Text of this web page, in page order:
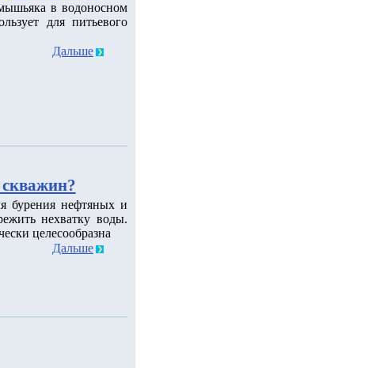
в водоносном
для питьевого
Дальше
бурения нефтяных и
нехватку воды.
целесообразна
Дальше